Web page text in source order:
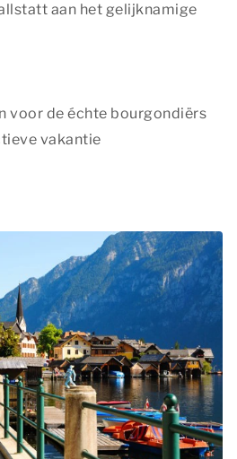
aan het gelijknamige
voor de échte bourgondiërs
vakantie